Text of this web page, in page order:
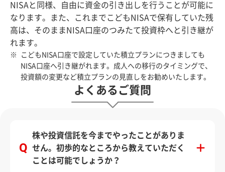
NISAと同様、自由に資金の引き出しを行うことが可能に
なります。また、これまでこどもNISAで保有していた残
高は、そのままNISA口座のつみたて投資枠へと引き継が
れます。
こどもNISA口座で設定していた積立プランにつきましても
NISA口座へ引き継がれます。成人への移行のタイミングで、
投資額の変更など積立プランの見直しをお勧めいたします。
よくあるご質問
株や投資信託を今までやったことがありま
せん。初歩的なところから教えていただく
ことは可能でしょうか？